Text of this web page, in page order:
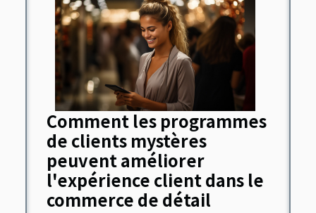
Comment les programmes
de clients mystères
peuvent améliorer
l'expérience client dans le
commerce de détail